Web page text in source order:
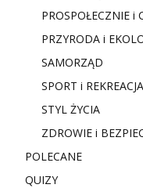
PROSPOŁECZNIE i
PRZYRODA i
SAMORZĄD
SPORT i REKREACJA
STYL ŻYCIA
ZDROWIE i
POLECANE
QUIZY